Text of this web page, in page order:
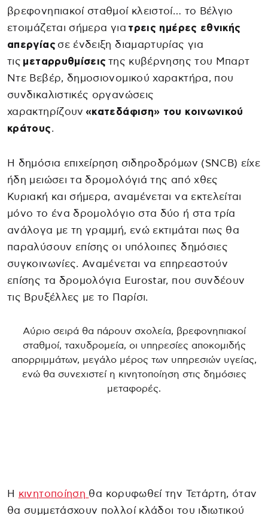
βρεφονηπιακοί σταθμοί κλειστοί… το Βέλγιο
ετοιμάζεται σήμερα για τρεις ημέρες εθνικής
απεργίας σε ένδειξη διαμαρτυρίας για
τις μεταρρυθμίσεις της κυβέρνησης του Μπαρτ
Ντε Βεβέρ, δημοσιονομικού χαρακτήρα, που
συνδικαλιστικές οργανώσεις
χαρακτηρίζουν«κατεδάφιση» του κοινωνικού
κράτους.
Η δημόσια επιχείρηση σιδηροδρόμων (SNCB) είχε
ήδη μειώσει τα δρομολόγιά της από χθες
Κυριακή και σήμερα, αναμένεται να εκτελείται
μόνο το ένα δρομολόγιο στα δύο ή στα τρία
ανάλογα με τη γραμμή, ενώ εκτιμάται πως θα
παραλύσουν επίσης οι υπόλοιπες δημόσιες
συγκοινωνίες. Αναμένεται να επηρεαστούν
επίσης τα δρομολόγια Eurostar, που συνδέουν
τις Βρυξέλλες με το Παρίσι.
Αύριο σειρά θα πάρουν σχολεία, βρεφονηπιακοί
σταθμοί, ταχυδρομεία, οι υπηρεσίες αποκομιδής
απορριμμάτων, μεγάλο μέρος των υπηρεσιών υγείας,
ενώ θα συνεχιστεί η κινητοποίηση στις δημόσιες
μεταφορές.
Η κινητοποίηση θα κορυφωθεί την Τετάρτη, όταν
θα συμμετάσχουν πολλοί κλάδοι του ιδιωτικού